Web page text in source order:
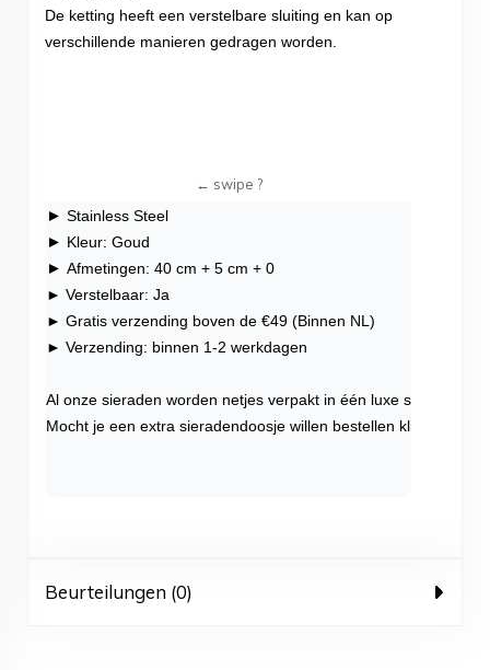
De ketting heeft een verstelbare sluiting en kan op
verschillende manieren gedragen worden.
► Stainless Steel
► Kleur: Goud
► Afmetingen: 40 cm + 5 cm + 0
► Verstelbaar: Ja
► Gratis verzending boven de €49 (Binnen NL)
► Verzending: binnen 1-2 werkdagen
Al onze sieraden worden netjes verpakt in één luxe
Mocht je een extra sieradendoosje willen bestellen klik dan
Beurteilungen (0)